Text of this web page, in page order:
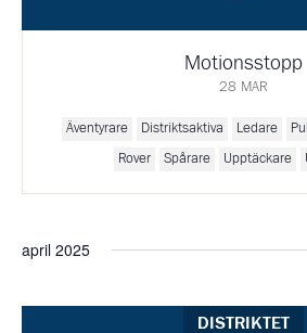
Motionsstopp
28 MAR
Äventyrare Distriktsaktiva Ledare
Rover Spårare Upptäckare
april 2025
DISTRIKTET